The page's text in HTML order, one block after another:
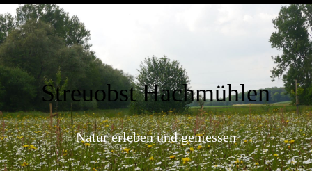
Streuobst Hachmühlen
Natur erleben und geniessen